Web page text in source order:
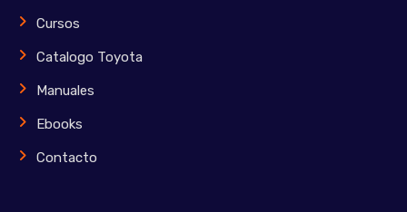
Cursos
Catalogo Toyota
Manuales
Ebooks
Contacto